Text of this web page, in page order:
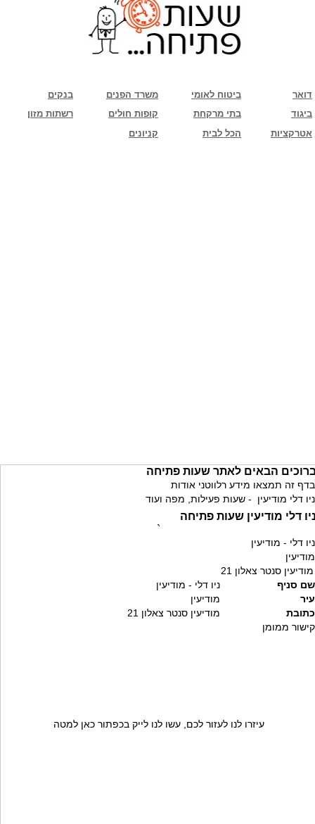
בנקים משרד הפנים ביטוח לאומי
דואר
רשתות מזון
קופות חולים בתי מרקחת
ביגוד
קניונים
הכל לבית אטרקציות
הבאים לאתר שעות פתיחה
בדף זה תמצאו מידע רלווטני אודות
ניו דלי מודיעין - שעות פעילות, מפה ועוד
דלי מודיעין שעות פתיחה
`
ניו דלי - מודיעין
מודיעין
מודיעין סנטר צאלון 21
שם סניף
ניו דלי - מודיעין
עיר
מודיעין
כתובת
מודיעין סנטר צאלון 21
קישור ממומן
עיזרו לנו לעזור לכם, עשו לנו לייק בכפתור כאן למטה